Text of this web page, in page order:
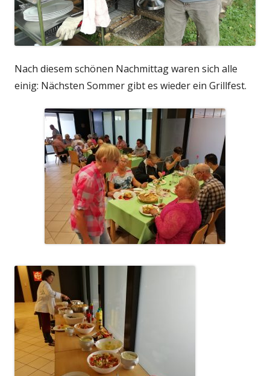
Nach diesem schönen Nachmittag waren sich alle
einig: Nächsten Sommer gibt es wieder ein Grillfest.